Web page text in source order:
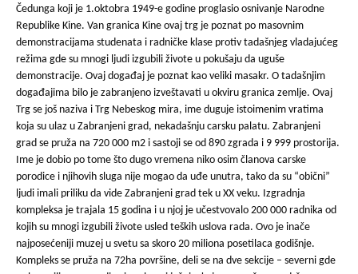
Čedunga koji je 1.oktobra 1949-e godine proglasio osnivanje Narodne
Republike Kine. Van granica Kine ovaj trg je poznat po masovnim
demonstracijama studenata i radničke klase protiv tadašnjeg vladajućeg
režima gde su mnogi ljudi izgubili živote u pokušaju da uguše
demonstracije. Ovaj događaj je poznat kao veliki masakr. O tadašnjim
događajima bilo je zabranjeno izveštavati u okviru granica zemlje. Ovaj
Trg se još naziva i Trg Nebeskog mira, ime duguje istoimenim vratima
koja su ulaz u Zabranjeni grad, nekadašnju carsku palatu. Zabranjeni
grad se pruža na 720 000 m2 i sastoji se od 890 zgrada i 9 999 prostorija.
Ime je dobio po tome što dugo vremena niko osim članova carske
porodice i njihovih sluga nije mogao da uđe unutra, tako da su “obični”
ljudi imali priliku da vide Zabranjeni grad tek u XX veku. Izgradnja
kompleksa je trajala 15 godina i u njoj je učestvovalo 200 000 radnika od
kojih su mnogi izgubili živote usled teških uslova rada. Ovo je inače
najposećeniji muzej u svetu sa skoro 20 miliona posetilaca godišnje.
Kompleks se pruža na 72ha površine, deli se na dve sekcije – severni gde